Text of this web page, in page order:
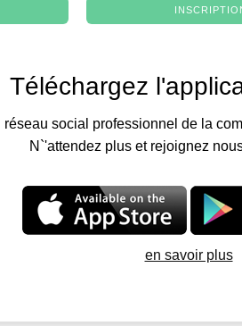
Téléchargez
social professionnel de la
N`'attendez plus et rejoignez
en savoir plus